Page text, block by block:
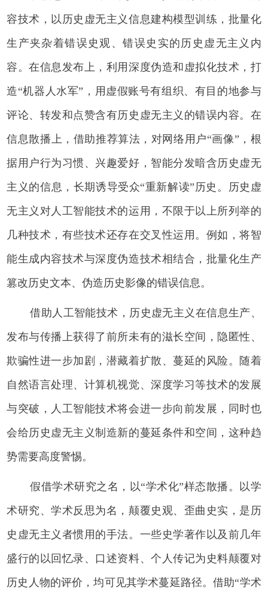
容技术，以历史虚无主义信息建构模型训练，批量化
生产夹杂着错误史观、错误史实的历史虚无主义内
容。在信息发布上，利用深度伪造和虚拟化技术，打
造“机器人水军”，用虚假账号有组织、有目的地参与
评论、转发和点赞含有历史虚无主义的错误内容。在
信息散播上，借助推荐算法，对网络用户“画像”，根
据用户行为习惯、兴趣爱好，智能分发暗含历史虚无
主义的信息，长期诱导受众“重新解读”历史。历史虚
无主义对人工智能技术的运用，不限于以上所列举的
几种技术，有些技术还存在交叉性运用。例如，将智
能生成内容技术与深度伪造技术相结合，批量化生产
篡改历史文本、伪造历史影像的错误信息。
借助人工智能技术，历史虚无主义在信息生产、
发布与传播上获得了前所未有的滋长空间，隐匿性、
欺骗性进一步加剧，潜藏着扩散、蔓延的风险。随着
自然语言处理、计算机视觉、深度学习等技术的发展
与突破，人工智能技术将会进一步向前发展，同时也
会给历史虚无主义制造新的蔓延条件和空间，这种趋
势需要高度警惕。
假借学术研究之名，以“学术化”样态散播。以学
术研究、学术反思为名，颠覆史观、歪曲史实，是历
史虚无主义者惯用的手法。一些史学著作以及前几年
盛行的以回忆录、口述资料、个人传记为史料颠覆对
历史人物的评价，均可见其学术蔓延路径。借助“学术